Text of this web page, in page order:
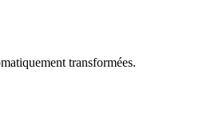
transformées.